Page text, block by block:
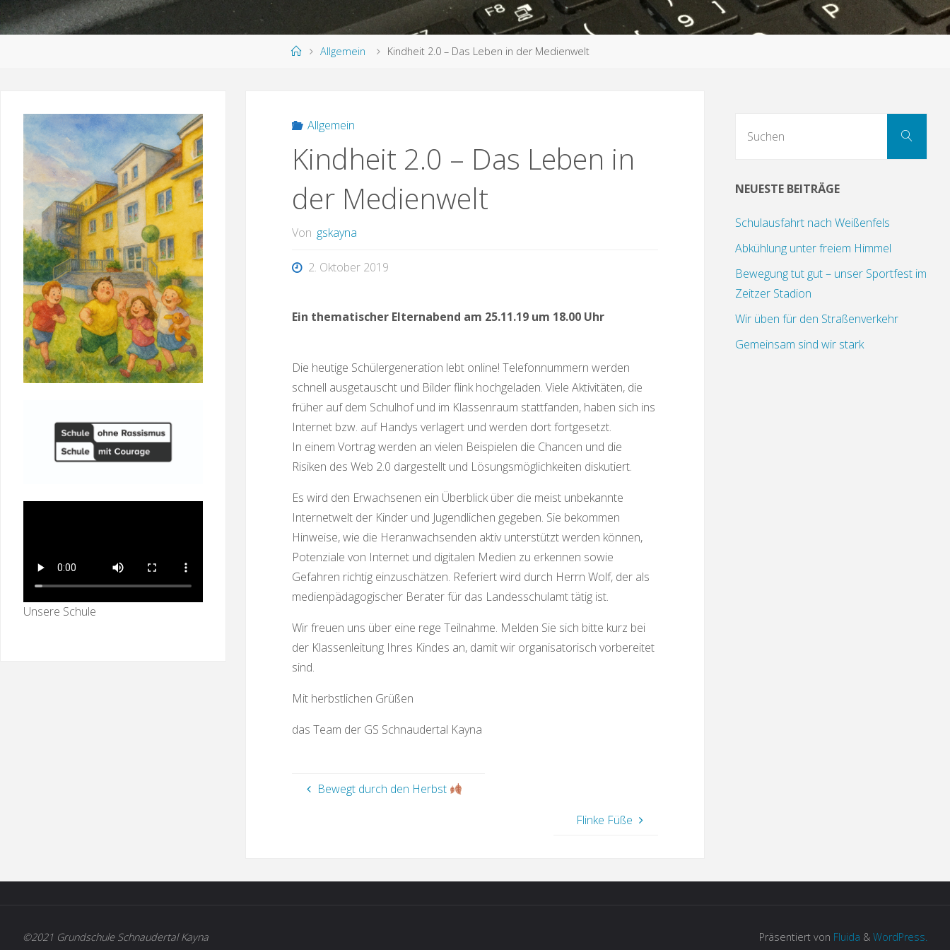
SUCHEN
StartAllgemein Kindheit 2.0 – Das Leben in der Medienwelt
Allgemein
Kindheit 2.0 – Das Leben in
der Medienwelt
Von gskayna
2. Oktober 2019
Ein thematischer Elternabend am 25.11.19 um 18.00 Uhr
Die heutige Schülergeneration lebt online! Telefonnummern werden
schnell ausgetauscht und Bilder flink hochgeladen. Viele Aktivitäten, die
früher auf dem Schulhof und im Klassenraum stattfanden, haben sich ins
Internet bzw. auf Handys verlagert und werden dort fortgesetzt.
In einem Vortrag werden an vielen Beispielen die Chancen und die
Risiken des Web 2.0 dargestellt und Lösungsmöglichkeiten diskutiert.
Es wird den Erwachsenen ein Überblick über die meist unbekannte
Internetwelt der Kinder und Jugendlichen gegeben. Sie bekommen
Hinweise, wie die Heranwachsenden aktiv unterstützt werden können,
Potenziale von Internet und digitalen Medien zu erkennen sowie
Gefahren richtig einzuschätzen. Referiert wird durch Herrn Wolf, der als
medienpädagogischer Berater für das Landesschulamt tätig ist.
Wir freuen uns über eine rege Teilnahme. Melden Sie sich bitte kurz bei
der Klassenleitung Ihres Kindes an, damit wir organisatorisch vorbereitet
sind.
Mit herbstlichen Grüßen
das Team der GS Schnaudertal Kayna
Bewegt durch den Herbst
Flinke Füße
Unsere Schule
Suchen
NEUESTE BEITRÄGE
Schulausfahrt nach Weißenfels
Abkühlung unter freiem Himmel
Bewegung tut gut – unser Sportfest im
Zeitzer Stadion
Wir üben für den Straßenverkehr
Gemeinsam sind wir stark
©2021 Grundschule Schnaudertal Kayna Präsentiert von Fluida & WordPress.